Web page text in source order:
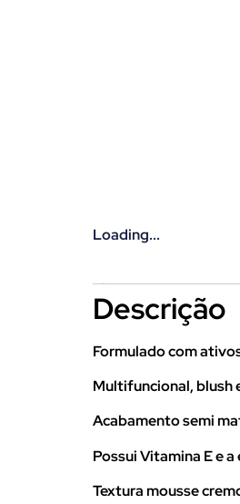
Loading...
Descrição
Formulado com
Multifuncional, blush
Acabamento semi
Possui Vitamina E e
Textura mousse